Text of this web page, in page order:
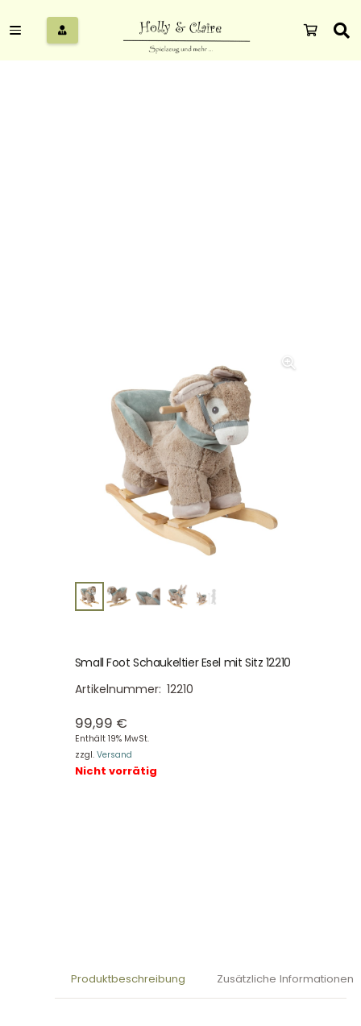
Small Foot Schaukeltier Esel mit Sitz 12210
Artikelnummer: 12210
99,99 €
Enthält 19% MwSt.
zzgl. Versand
Nicht vorrätig
Produktbeschreibung Zusätzliche Informationen